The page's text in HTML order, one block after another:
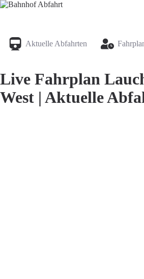
Aktuelle Abfahrten
Live Fahrplan
West | Aktuelle